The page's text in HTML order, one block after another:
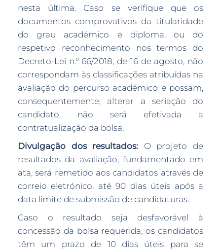
nesta última. Caso se verifique que os
documentos comprovativos da titularidade
do grau académico e diploma, ou do
respetivo reconhecimento nos termos do
Decreto-Lei n.º 66/2018, de 16 de agosto, não
correspondam às classificações atribuídas na
avaliação do percurso académico e possam,
consequentemente, alterar a seriação do
candidato, não será efetivada a
contratualização da bolsa.
Divulgação dos resultados: O projeto de
resultados da avaliação, fundamentado em
ata, será remetido aos candidatos através de
correio eletrónico, até 90 dias úteis após a
data limite de submissão de candidaturas.
Caso o resultado seja desfavorável à
concessão da bolsa requerida, os candidatos
têm um prazo de 10 dias úteis para se